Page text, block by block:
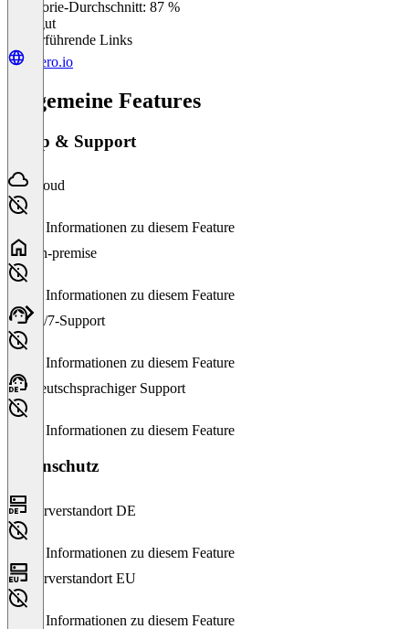
Kategorie-Durchschnitt: 87 %
Sehr gut
Weiterführende Links
imero.io
Allgemeine Features
Setup & Support
Cloud
Keine Informationen zu diesem Feature
On-premise
Keine Informationen zu diesem Feature
24/7-Support
Keine Informationen zu diesem Feature
Deutschsprachiger Support
Keine Informationen zu diesem Feature
Datenschutz
Serverstandort DE
Keine Informationen zu diesem Feature
Serverstandort EU
Keine Informationen zu diesem Feature